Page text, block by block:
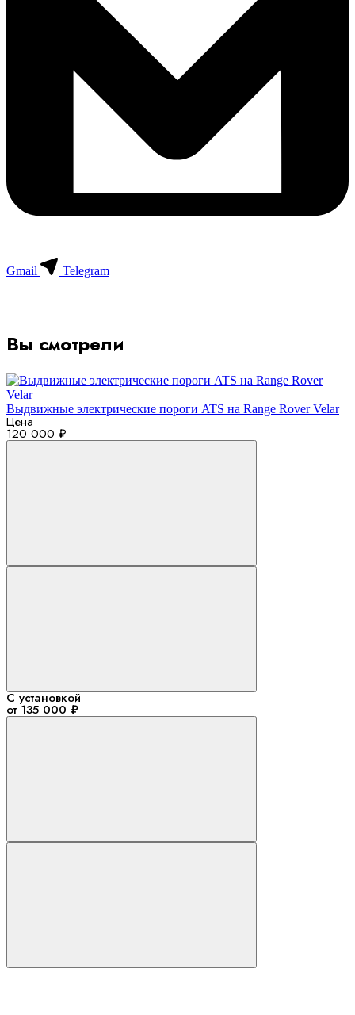
Gmail Telegram
Вы смотрели
Выдвижные электрические пороги ATS на Range Rover Velar
Цена
120 000 ₽
С установкой
от 135 000 ₽